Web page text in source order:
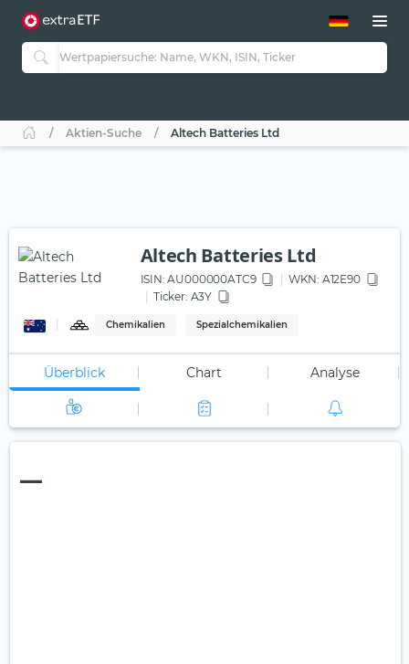
ETF-Guide 2.0
Guide Aktive ETFs
ETF-Sparpläne
Aktien-Suche Altech Batteries Ltd
Altech Batteries Ltd
ISIN: AU000000ATC9 WKN: A12E90
Ticker: A3Y
Chemikalien Spezialchemikalien
Überblick Chart Analyse
—